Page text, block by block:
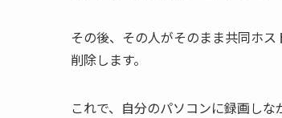
その後、その人がそのまま共同ホ
削除します。
これで、自分のパソコンに録画しな